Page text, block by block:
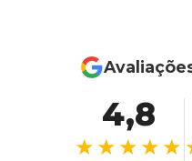
4,8
★★★★★